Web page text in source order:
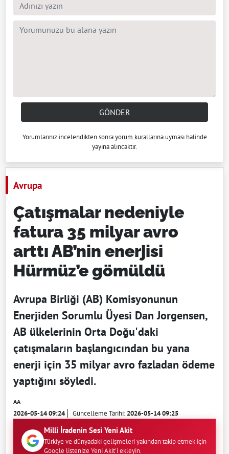
GÖNDER
Yorumlarınız incelendikten sonrayorum kurallarına uyması halinde
yayına alıncaktır.
Avrupa
Çatışmalar nedeniyle
fatura 35 milyar avro
arttı AB’nin enerjisi
Hürmüz’e gömüldü
Avrupa Birliği (AB) Komisyonunun
Enerjiden Sorumlu Üyesi Dan Jorgensen,
AB ülkelerinin Orta Doğu'daki
çatışmaların başlangıcından bu yana
enerji için 35 milyar avro fazladan ödeme
yaptığını söyledi.
AA
2026-05-14 09:24 Güncelleme Tarihi:2026-05-14 09:25
Milli İradenin Sesi Yeni Akit
Türkiye ve dünyadaki gelişmeleri yakından takip etmek için
Google listenize Yeni Akit'i ekleyin.